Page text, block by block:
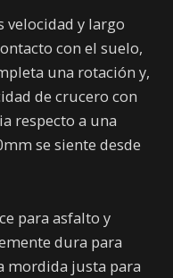
velocidad y largo
con el suelo,
una rotación y,
de crucero con
respecto a una
se siente desde
para asfalto y
dura para
mordida justa para